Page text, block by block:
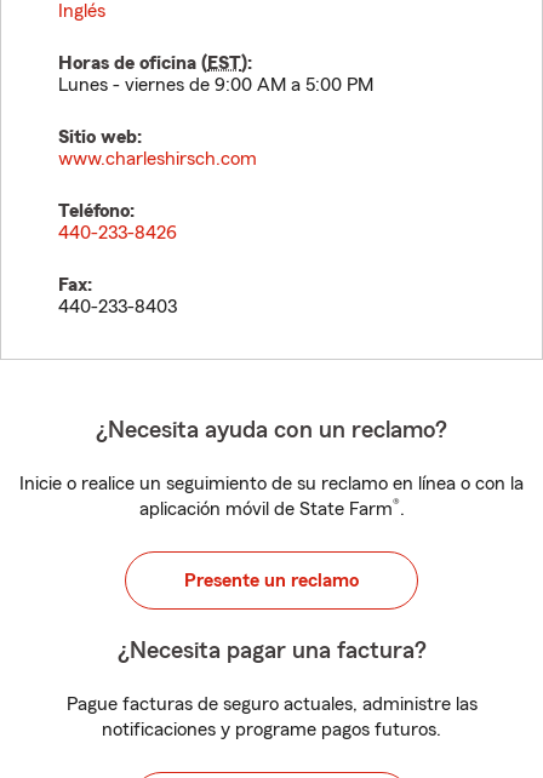
Inglés
Horas de oficina (EST):
Lunes - viernes de 9:00 AM a 5:00 PM
Sitio web:
www.charleshirsch.com
Teléfono:
440-233-8426
Fax:
440-233-8403
¿Necesita ayuda con un reclamo?
Inicie o realice un seguimiento de su reclamo en línea o con la
aplicación móvil de State Farm®.
Presente un reclamo
¿Necesita pagar una factura?
Pague facturas de seguro actuales, administre las
notificaciones y programe pagos futuros.